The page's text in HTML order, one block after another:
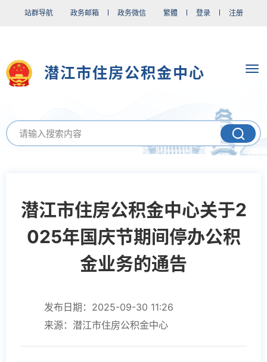
站群导航 政务邮箱 政务微信 繁體 登录 注册
潜江市住房公积金中心
潜江市住房公积金中心关于2
025年国庆节期间停办公积
金业务的通告
发布日期：2025-09-30 11:26
来源：潜江市住房公积金中心